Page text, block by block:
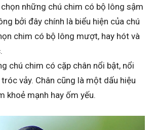
những chú chim có bộ lông sậm
bởi đây chính là biểu hiện của chú
chim có bộ lông mượt, hay hót và
chú chim có cặp chân nổi bật, nổi
vảy. Chân cũng là một dấu hiệu
khoẻ mạnh hay ốm yếu.